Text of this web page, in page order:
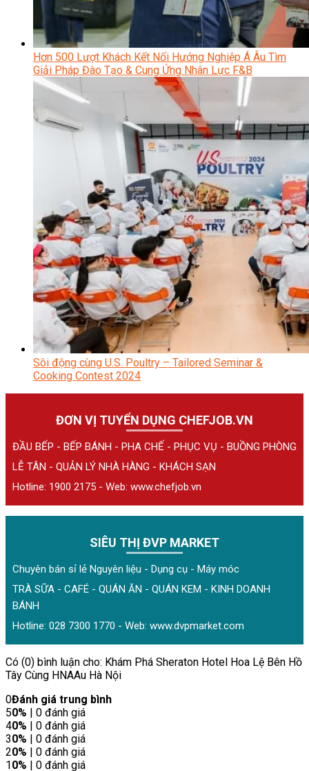
Hơn 500 Lượt Khách Kết Nối Hướng Nghiệp Á Âu Tìm
Giải Pháp Đào Tạo & Cung Ứng Nhân Lực F&B
Sôi động cùng U.S. Poultry – Tailored Seminar &
Cooking Contest 2024
ĐƠN VỊ TUYỂN DỤNG CHEFJOB.VN
ĐẦU BẾP - BẾP BÁNH - PHA CHẾ - PHỤC VỤ - BUỒNG PHÒNG
LỄ TÂN - QUẢN LÝ NHÀ HÀNG - KHÁCH SẠN
Hotline: 1900 2175 - Web: www.chefjob.vn
SIÊU THỊ ĐVP MARKET
Chuyên bán sỉ lẻ Nguyên liệu - Dụng cụ - Máy móc
TRÀ SỮA - CAFÉ - QUÁN ĂN - QUÁN KEM - KINH DOANH
BÁNH
Hotline: 028 7300 1770 - Web: www.dvpmarket.com
Có (0) bình luận cho: Khám Phá Sheraton Hotel Hoa Lệ Bên Hồ
Tây Cùng HNAAu Hà Nội
0Đánh giá trung bình
50% | 0 đánh giá
40% | 0 đánh giá
30% | 0 đánh giá
20% | 0 đánh giá
10% | 0 đánh giá